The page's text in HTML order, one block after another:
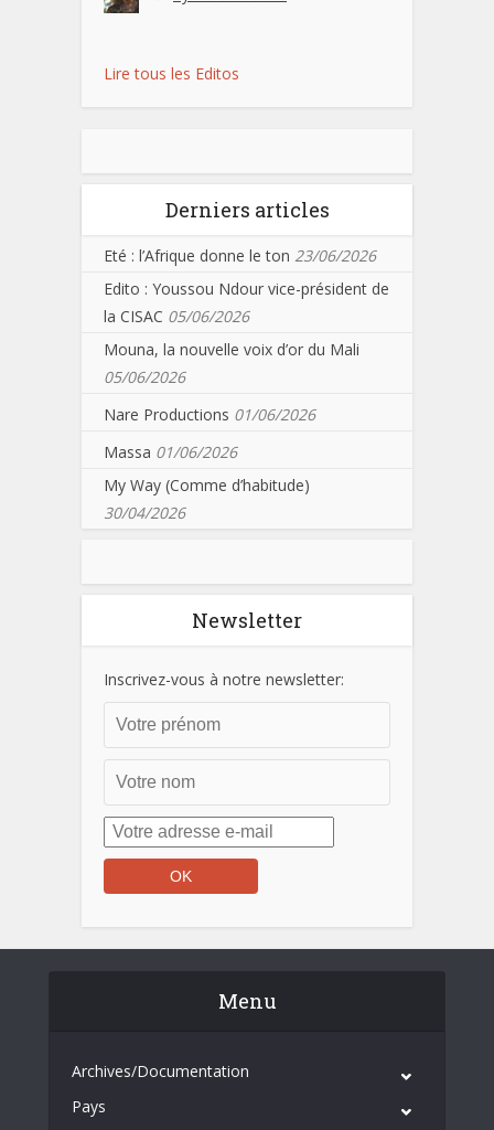
Lire tous les Editos
Derniers articles
Eté : l’Afrique donne le ton 23/06/2026
Edito : Youssou Ndour vice-président de
la CISAC 05/06/2026
Mouna, la nouvelle voix d’or du Mali
05/06/2026
Nare Productions 01/06/2026
Massa 01/06/2026
My Way (Comme d’habitude)
30/04/2026
Newsletter
Inscrivez-vous à notre newsletter:
Menu
Archives/Documentation
Pays